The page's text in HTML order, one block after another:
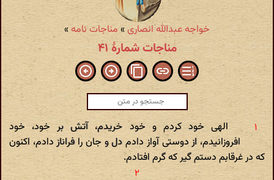
خواجه عبدالله انصاری»مناجات نامه»
مناجات شمارهٔ ۴۱
الهی خود کردم و خود خریدم، آتش بر خود، خود
افروزانیدم، از دوستی آواز دادم دل و جان را فراناز دادم، اکنون
که در غرقابم دستم گیر که گرم افتادم.